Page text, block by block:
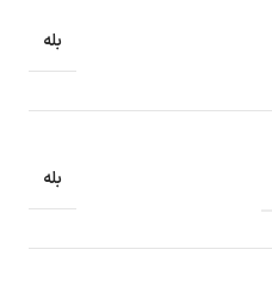
بله
بله